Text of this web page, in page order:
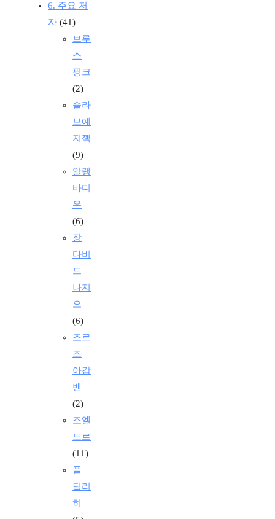
6. 주요 저
자 (41)
브루
스
핑크
(2)
슬라
보예
지젝
(9)
알랭
바디
우
(6)
장
다비
드
나지
오
(6)
조르
조
아감
벤
(2)
조엘
도르
(11)
폴
틸리
히